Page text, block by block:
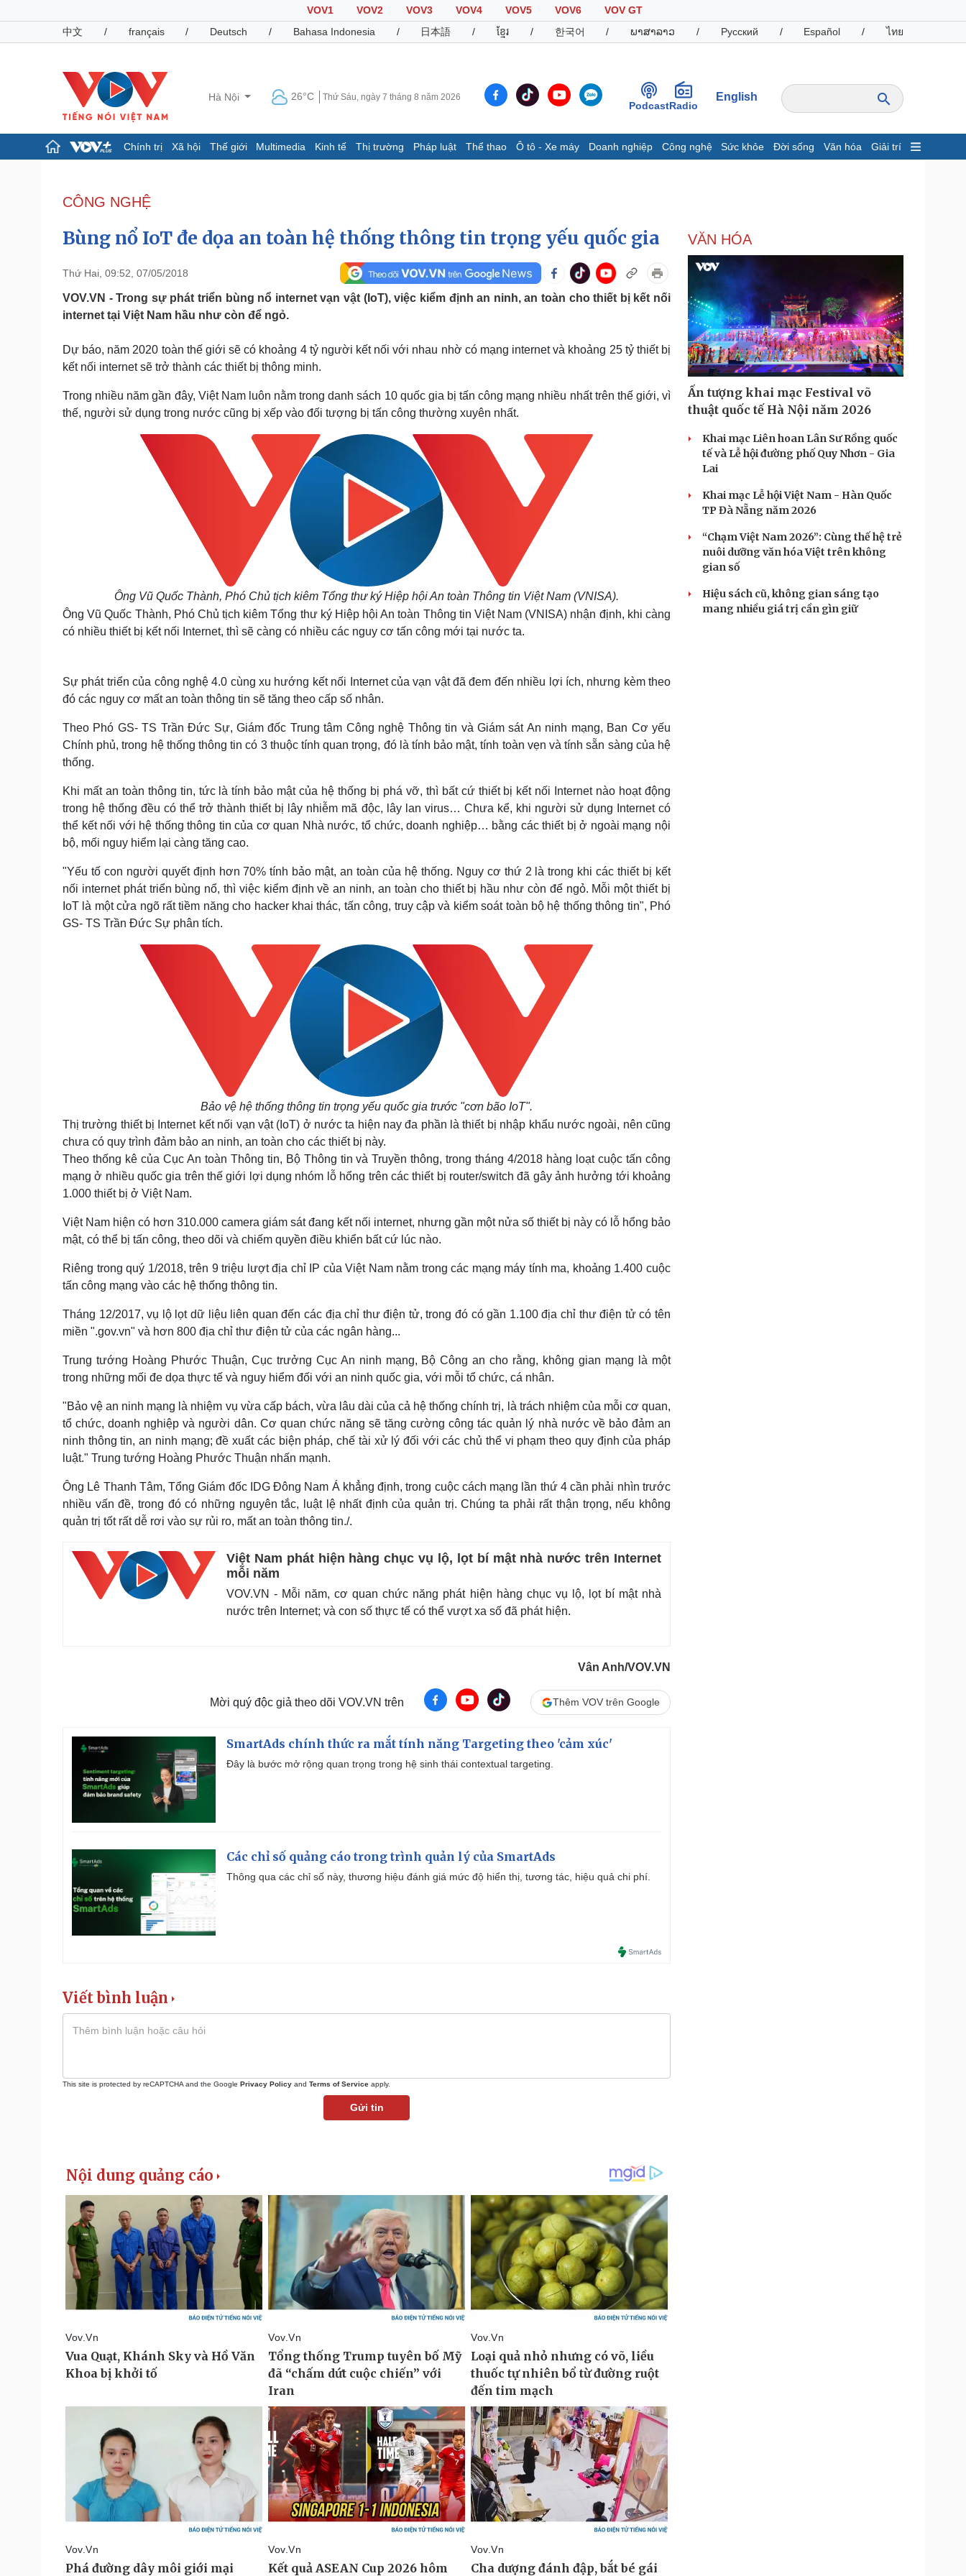
VOV1 VOV2 VOV3 VOV4 VOV5 VOV6
VOV GT
中文
/ français / Deutsch / Bahasa Indonesia / 日本語 / ខ្មែរ / 한국어 / ພາສາລາວ / Русский / Español / ไทย
Hà Nội 26°C Thứ Sáu, ngày 7 tháng 8 năm 2026
PodcastRadio
English
Chính trị Xã hội Thế giới Multimedia Kinh tế Thị trường Pháp luật Thể thao Ô tô - Xe máy Doanh nghiệp Công nghệ Sức khỏe Đời sống Văn hóa Giải trí
Đảng
Tổ chức nhân sự
Nhận diện sự thật
Dấu ấn VOV
Hồ sơ
Infographic
Giá cà phê
Pháp luật
Vụ án
Tư vấn luật
Quân sự - Quốc phòng
Vũ khí
Phân tích
Thể thao
Thế giới thể thao
Ô tô - Xe máy
Tư vấn
Doanh nghiệp
Thông tin doanh nghiệp
Doanh nghiệp 24h
Doanh nhân
Vì cộng đồng
Công nghệ
Sành điệu
Tin Công nghệ
Trải nghiệm
Chuyển đổi số
Sức khỏe
Dinh dưỡng - món ngon
Đời sống
Nhà đẹp
Tình yêu - Gia đình
Văn hóa
Sân khấu - Điện ảnh
Văn học
Giải trí
Nghệ sĩ
Thời trang
Sao Việt
Du lịch
Podcast
Câu chuyện thời sự
Đọc truyện đêm khuya
Cửa sổ tình yêu
CÔNG NGHỆ
Bùng nổ IoT đe dọa an toàn hệ thống thông tin trọng yếu quốc gia
Thứ Hai, 09:52, 07/05/2018
VOV.VN - Trong sự phát triển bùng nổ internet vạn vật (IoT), việc kiểm định an ninh, an toàn cho thiết bị kết nối
internet tại Việt Nam hầu như còn để ngỏ.
Dự báo, năm 2020 toàn thế giới sẽ có khoảng 4 tỷ người kết nối với nhau nhờ có mạng internet và khoảng 25 tỷ thiết bị
kết nối internet sẽ trở thành các thiết bị thông minh.
Trong nhiều năm gần đây, Việt Nam luôn nằm trong danh sách 10 quốc gia bị tấn công mạng nhiều nhất trên thế giới, vì
thế, người sử dụng trong nước cũng bị xếp vào đối tượng bị tấn công thường xuyên nhất.
Ông Vũ Quốc Thành, Phó Chủ tịch kiêm Tổng thư ký Hiệp hội An toàn Thông tin Việt Nam (VNISA).
Ông Vũ Quốc Thành, Phó Chủ tịch kiêm Tổng thư ký Hiệp hội An toàn Thông tin Việt Nam (VNISA) nhận định, khi càng
có nhiều thiết bị kết nối Internet, thì sẽ càng có nhiều các nguy cơ tấn công mới tại nước ta.
Sự phát triển của công nghệ 4.0 cùng xu hướng kết nối Internet của vạn vật đã đem đến nhiều lợi ích, nhưng kèm theo
đó các nguy cơ mất an toàn thông tin sẽ tăng theo cấp số nhân.
Theo Phó GS- TS Trần Đức Sự, Giám đốc Trung tâm Công nghệ Thông tin và Giám sát An ninh mạng, Ban Cơ yếu
Chính phủ, trong hệ thống thông tin có 3 thuộc tính quan trọng, đó là tính bảo mật, tính toàn vẹn và tính sẵn sàng của hệ
thống.
Khi mất an toàn thông tin, tức là tính bảo mật của hệ thống bị phá vỡ, thì bất cứ thiết bị kết nối Internet nào hoạt động
trong hệ thống đều có thể trở thành thiết bị lây nhiễm mã độc, lây lan virus… Chưa kể, khi người sử dụng Internet có
thể kết nối với hệ thống thông tin của cơ quan Nhà nước, tổ chức, doanh nghiệp… bằng các thiết bị ở ngoài mạng nội
bộ, mối nguy hiểm lại càng tăng cao.
"Yếu tố con người quyết định hơn 70% tính bảo mật, an toàn của hệ thống. Nguy cơ thứ 2 là trong khi các thiết bị kết
nối internet phát triển bùng nổ, thì việc kiểm định về an ninh, an toàn cho thiết bị hầu như còn để ngỏ. Mỗi một thiết bị
IoT là một cửa ngõ rất tiềm năng cho hacker khai thác, tấn công, truy cập và kiểm soát toàn bộ hệ thống thông tin", Phó
GS- TS Trần Đức Sự phân tích.
Bảo vệ hệ thống thông tin trọng yếu quốc gia trước "cơn bão IoT".
Thị trường thiết bị Internet kết nối vạn vật (IoT) ở nước ta hiện nay đa phần là thiết bị nhập khẩu nước ngoài, nên cũng
chưa có quy trình đảm bảo an ninh, an toàn cho các thiết bị này.
Theo thống kê của Cục An toàn Thông tin, Bộ Thông tin và Truyền thông, trong tháng 4/2018 hàng loạt cuộc tấn công
mạng ở nhiều quốc gia trên thế giới lợi dụng nhóm lỗ hổng trên các thiết bị router/switch đã gây ảnh hưởng tới khoảng
1.000 thiết bị ở Việt Nam.
Việt Nam hiện có hơn 310.000 camera giám sát đang kết nối internet, nhưng gần một nửa số thiết bị này có lỗ hổng bảo
mật, có thể bị tấn công, theo dõi và chiếm quyền điều khiển bất cứ lúc nào.
Riêng trong quý 1/2018, trên 9 triệu lượt địa chỉ IP của Việt Nam nằm trong các mạng máy tính ma, khoảng 1.400 cuộc
tấn công mạng vào các hệ thống thông tin.
Tháng 12/2017, vụ lộ lọt dữ liệu liên quan đến các địa chỉ thư điện tử, trong đó có gần 1.100 địa chỉ thư điện tử có tên
miền ".gov.vn" và hơn 800 địa chỉ thư điện tử của các ngân hàng...
Trung tướng Hoàng Phước Thuận, Cục trưởng Cục An ninh mạng, Bộ Công an cho rằng, không gian mạng là một
trong những mối đe dọa thực tế và nguy hiểm đối với an ninh quốc gia, với mỗi tổ chức, cá nhân.
"Bảo vệ an ninh mạng là nhiệm vụ vừa cấp bách, vừa lâu dài của cả hệ thống chính trị, là trách nhiệm của mỗi cơ quan,
tổ chức, doanh nghiệp và người dân. Cơ quan chức năng sẽ tăng cường công tác quản lý nhà nước về bảo đảm an
ninh thông tin, an ninh mạng; đề xuất các biện pháp, chế tài xử lý đối với các chủ thể vi phạm theo quy định của pháp
luật." Trung tướng Hoàng Phước Thuận nhấn mạnh.
Ông Lê Thanh Tâm, Tổng Giám đốc IDG Đông Nam Á khẳng định, trong cuộc cách mạng lần thứ 4 cần phải nhìn trước
nhiều vấn đề, trong đó có những nguyên tắc, luật lệ nhất định của quản trị. Chúng ta phải rất thận trọng, nếu không
quản trị tốt rất dễ rơi vào sự rủi ro, mất an toàn thông tin./.
Việt Nam phát hiện hàng chục vụ lộ, lọt bí mật nhà nước trên Internet
mỗi năm
VOV.VN - Mỗi năm, cơ quan chức năng phát hiện hàng chục vụ lộ, lọt bí mật nhà
nước trên Internet; và con số thực tế có thể vượt xa số đã phát hiện.
Vân Anh/VOV.VN
Mời quý độc giả theo dõi VOV.VN trên Thêm VOV trên Google
SmartAds chính thức ra mắt tính năng Targeting theo 'cảm xúc'
Đây là bước mở rộng quan trọng trong hệ sinh thái contextual targeting.
Các chỉ số quảng cáo trong trình quản lý của SmartAds
Thông qua các chỉ số này, thương hiệu đánh giá mức độ hiển thị, tương tác, hiệu quả chi phí.
Viết bình luận
This site is protected by reCAPTCHA and the Google Privacy Policy and Terms of Service apply.
Gửi tin
VĂN HÓA
Ấn tượng khai mạc Festival võ
thuật quốc tế Hà Nội năm 2026
Khai mạc Liên hoan Lân Sư Rồng quốc
tế và Lễ hội đường phố Quy Nhơn - Gia
Lai
Khai mạc Lễ hội Việt Nam - Hàn Quốc
TP Đà Nẵng năm 2026
“Chạm Việt Nam 2026”: Cùng thế hệ trẻ
nuôi dưỡng văn hóa Việt trên không
gian số
Hiệu sách cũ, không gian sáng tạo
mang nhiều giá trị cần gìn giữ